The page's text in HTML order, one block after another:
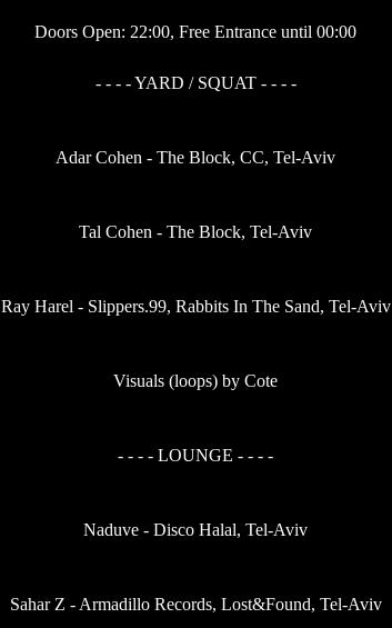
Doors Open: 22:00, Free Entrance until 00:00
- - - - YARD / SQUAT - - - -
Adar Cohen - The Block, CC, Tel-Aviv
Tal Cohen - The Block, Tel-Aviv
Ray Harel - Slippers.99, Rabbits In The Sand, Tel-Aviv
Visuals (loops) by Cote
- - - - LOUNGE - - - -
Naduve - Disco Halal, Tel-Aviv
Sahar Z - Armadillo Records, Lost&Found, Tel-Aviv